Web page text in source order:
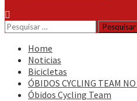
Pesquisar
por:
Home
Noticias
Bicicletas
ÓBIDOS CYCLING TEAM
Óbidos Cycling Team